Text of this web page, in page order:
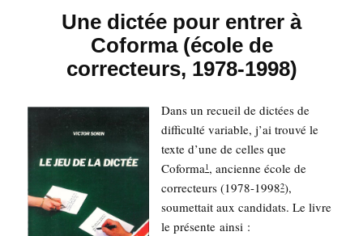
Une dictée pour entrer à
Coforma (école de
correcteurs, 1978-1998)
Dans un recueil de dic­tées de
dif­fi­cul­té variable, j’ai trou­vé le
texte d’une de celles que
Cofor­ma1 , ancienne école de
cor­rec­teurs (1978-19982),
sou­met­tait aux can­di­dats. Le livre
le pré­sente ainsi :